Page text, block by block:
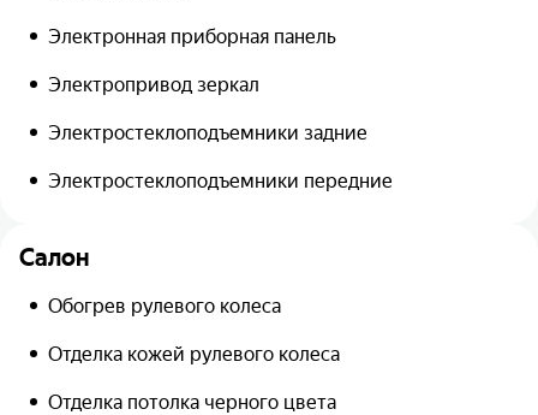
Электронная приборная панель
Электропривод зеркал
Электростеклоподъемники задние
Электростеклоподъемники передние
Салон
Обогрев рулевого колеса
Отделка кожей рулевого колеса
Отделка потолка черного цвета